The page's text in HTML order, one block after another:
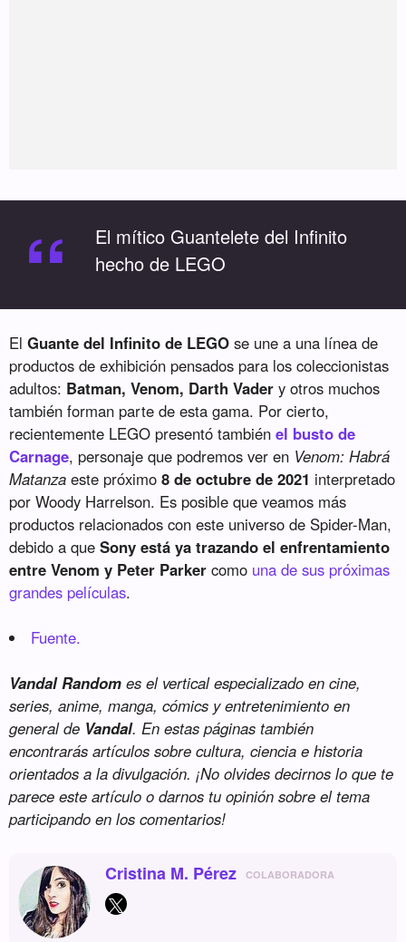
“
El mítico Guantelete del Infinito
hecho de LEGO
ElGuante del Infinito de LEGO se une a una línea de
productos de exhibición pensados para los coleccionistas
adultos: Batman, Venom, Darth Vader y otros muchos
también forman parte de esta gama. Por cierto,
recientemente LEGO presentó tambiénel busto de
Carnage, personaje que podremos ver en Venom: Habrá
Matanza este próximo8 de octubre de 2021 interpretado
por Woody Harrelson. Es posible que veamos más
productos relacionados con este universo de Spider-Man,
debido a queSony está ya trazando el enfrentamiento
entre Venom y Peter Parker como una de sus próximas
grandes películas.
Fuente.
Vandal Random es el vertical especializado en cine,
series, anime, manga, cómics y entretenimiento en
general de Vandal. En estas páginas también
encontrarás artículos sobre cultura, ciencia e historia
orientados a la divulgación. ¡No olvides decirnos lo que te
parece este artículo o darnos tu opinión sobre el tema
participando en los comentarios!
Cristina M. Pérez COLABORADORA